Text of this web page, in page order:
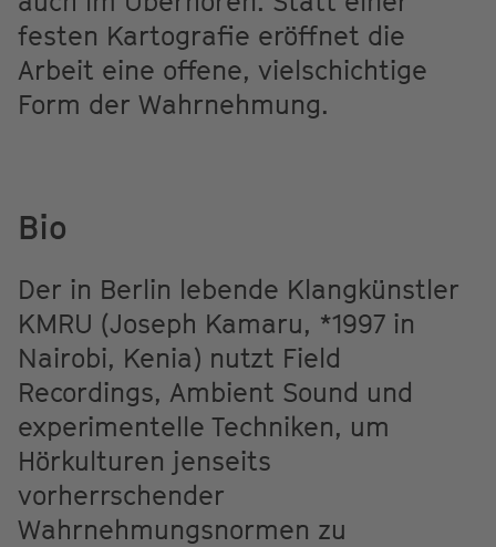
festen Kartografie eröffnet die
Arbeit eine offene, vielschichtige
Form der Wahrnehmung.
Bio
Der in Berlin lebende Klangkünstler
KMRU (Joseph Kamaru, *1997 in
Nairobi, Kenia) nutzt Field
Recordings, Ambient Sound und
experimentelle Techniken, um
Hörkulturen jenseits
vorherrschender
Wahrnehmungsnormen zu